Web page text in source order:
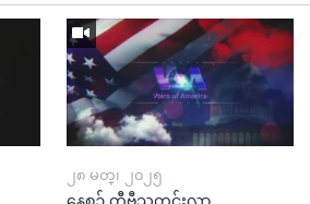
၂၈ မတ္၊ ၂၀၂၅
နေ့စဉ် တီဗွီသတင်းလွှာ